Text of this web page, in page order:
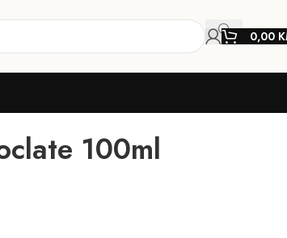
0,00
100ml